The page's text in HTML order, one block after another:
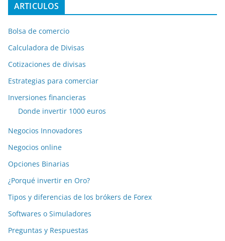
ARTICULOS
Bolsa de comercio
Calculadora de Divisas
Cotizaciones de divisas
Estrategias para comerciar
Inversiones financieras
Donde invertir 1000 euros
Negocios Innovadores
Negocios online
Opciones Binarias
¿Porqué invertir en Oro?
Tipos y diferencias de los brókers de Forex
Softwares o Simuladores
Preguntas y Respuestas